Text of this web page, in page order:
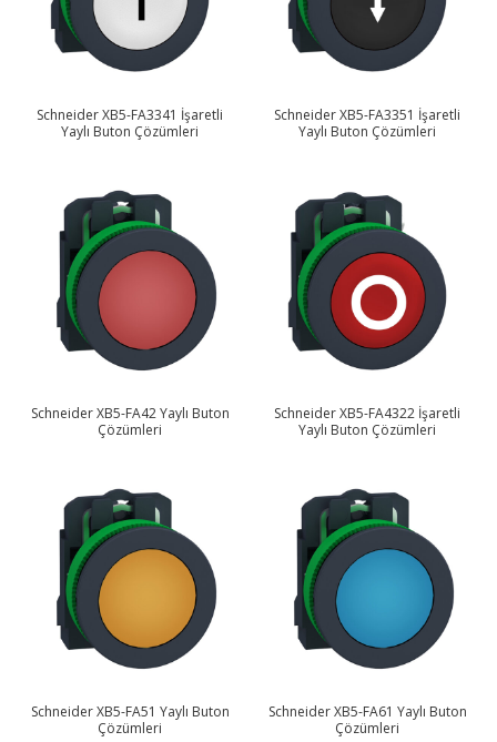
Schneider XB5-FA3341 İşaretli
Yaylı Buton Çözümleri
Schneider XB5-FA3351 İşaretli
Yaylı Buton Çözümleri
Schneider XB5-FA42 Yaylı Buton
Çözümleri
Schneider XB5-FA4322 İşaretli
Yaylı Buton Çözümleri
Schneider XB5-FA51 Yaylı Buton
Çözümleri
Schneider XB5-FA61 Yaylı Buton
Çözümleri